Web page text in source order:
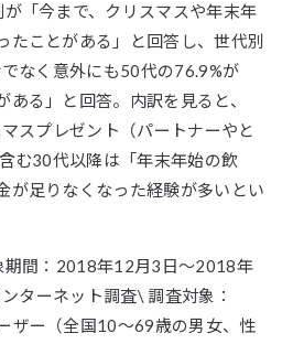
「今まで、クリスマスや年末年
たことがある」と回答し、世代別
なく意外にも50代の76.9%が
ある」と回答。内訳を見ると、
スプレゼント（パートナーやと
む30代以降は「年末年始の飲
が足りなくなった経験が多いとい
期間：2018年12月3日〜2018年
ターネット調査\ 調査対象：
ザー（全国10〜69歳の男女、性